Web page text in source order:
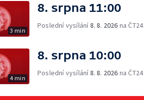
3 min
8. srpna 11:00
Poslední vysílání8. 8. 2026 na ČT24
4 min
8. srpna 10:00
Poslední vysílání8. 8. 2026 na ČT24